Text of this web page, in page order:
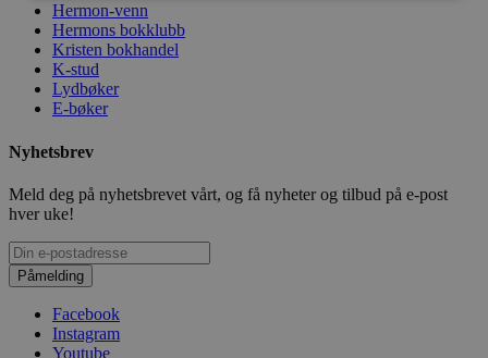
Hermon-venn
Hermons bokklubb
Kristen bokhandel
K-stud
Lydbøker
E-bøker
Nyhetsbrev
Meld deg på nyhetsbrevet vårt, og få nyheter og tilbud på e-post
hver uke!
Påmelding
Facebook
Instagram
Youtube